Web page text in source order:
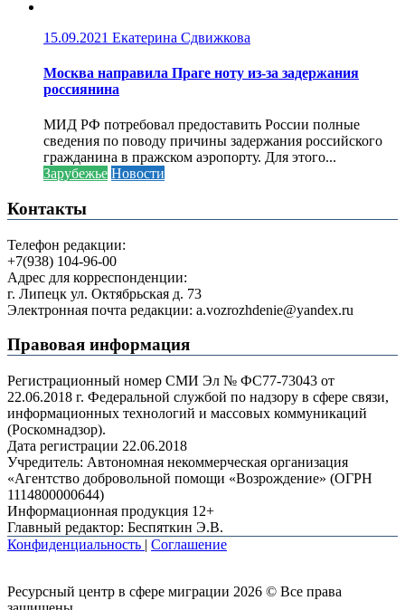
15.09.2021 Екатерина Сдвижкова
Москва направила Праге ноту из-за задержания
россиянина
МИД РФ потребовал предоставить России полные
сведения по поводу причины задержания российского
гражданина в пражском аэропорту. Для этого...
Зарубежье Новости
Контакты
Телефон редакции:
+7(938) 104-96-00
Адрес для корреспонденции:
г. Липецк ул. Октябрьская д. 73
Электронная почта редакции: a.vozrozhdenie@yandex.ru
Правовая информация
Регистрационный номер СМИ Эл № ФС77-73043 от
22.06.2018 г. Федеральной службой по надзору в сфере связи,
информационных технологий и массовых коммуникаций
(Роскомнадзор).
Дата регистрации 22.06.2018
Учредитель: Автономная некоммерческая организация
«Агентство добровольной помощи «Возрождение» (ОГРН
1114800000644)
Информационная продукция 12+
Главный редактор: Беспяткин Э.В.
Конфиденциальность | Соглашение
Ресурсный центр в сфере миграции 2026 © Все права